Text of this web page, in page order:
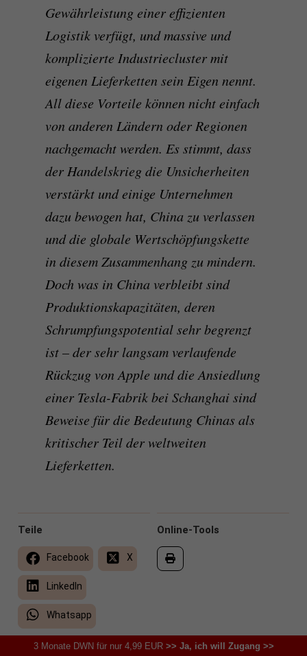
Gewährleistung einer effizienten
Logistik verfügt, und massive und
komplizierte Industriecluster mit
eigenen Lieferketten sein Eigen nennt.
All diese Vorteile können nicht einfach
von anderen Ländern oder Regionen
nachgemacht werden. Es stimmt, dass
der Handelskrieg die Unsicherheiten
verstärkt und einige Unternehmen
dazu bewogen hat, China zu verlassen
und die globale Wertschöpfungskette
in diesem Zusammenhang zu mindern.
Doch was in China verbleibt sind
Produktionskapazitäten, deren
Schrumpfungspotential sehr begrenzt
ist – der sehr langsam verlaufende
Rückzug von Apple und die Ansiedlung
einer Tesla-Fabrik bei Schanghai sind
Beweise für die Bedeutung Chinas als
kritischer Teil der weltweiten
Lieferketten.
Online-Tools
Teile
Facebook X
LinkedIn
Whatsapp
3 Monate DWN für nur 4,99 EUR>> Ja, ich will Zugang >>